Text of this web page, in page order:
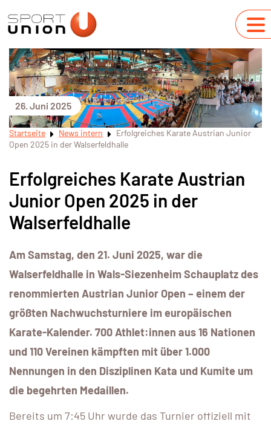
26. Juni 2025
Startseite News intern
Erfolgreiches Karate Austrian Junior
Open 2025 in der Walserfeldhalle
Erfolgreiches Karate Austrian
Junior Open 2025 in der
Walserfeldhalle
Am Samstag, den 21. Juni 2025, war die
Walserfeldhalle in Wals-Siezenheim Schauplatz des
renommierten Austrian Junior Open – einem der
größten Nachwuchsturniere im europäischen
Karate-Kalender. 700 Athlet:innen aus 16 Nationen
und 110 Vereinen kämpften mit über 1.000
Nennungen in den Disziplinen Kata und Kumite um
die begehrten Medaillen.
Bereits um 7:45 Uhr wurde das Turnier offiziell mit